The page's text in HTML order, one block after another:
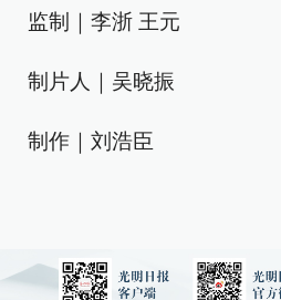
监制｜李浙 王元
制片人｜吴晓振
制作｜刘浩臣